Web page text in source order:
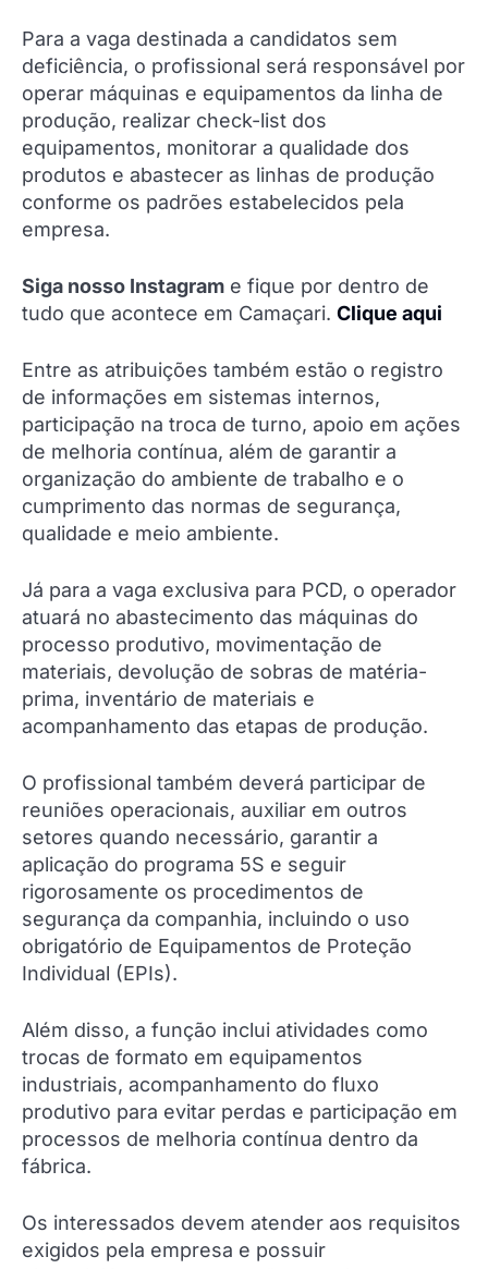
Para a vaga destinada a candidatos sem
deficiência, o profissional será responsável por
operar máquinas e equipamentos da linha de
produção, realizar check-list dos
equipamentos, monitorar a qualidade dos
produtos e abastecer as linhas de produção
conforme os padrões estabelecidos pela
empresa.
Siga nosso Instagram e fique por dentro de
tudo que acontece em Camaçari. Clique aqui
Entre as atribuições também estão o registro
de informações em sistemas internos,
participação na troca de turno, apoio em ações
de melhoria contínua, além de garantir a
organização do ambiente de trabalho e o
cumprimento das normas de segurança,
qualidade e meio ambiente.
Já para a vaga exclusiva para PCD, o operador
atuará no abastecimento das máquinas do
processo produtivo, movimentação de
materiais, devolução de sobras de matéria-
prima, inventário de materiais e
acompanhamento das etapas de produção.
O profissional também deverá participar de
reuniões operacionais, auxiliar em outros
setores quando necessário, garantir a
aplicação do programa 5S e seguir
rigorosamente os procedimentos de
segurança da companhia, incluindo o uso
obrigatório de Equipamentos de Proteção
Individual (EPIs).
Além disso, a função inclui atividades como
trocas de formato em equipamentos
industriais, acompanhamento do fluxo
produtivo para evitar perdas e participação em
processos de melhoria contínua dentro da
fábrica.
Os interessados devem atender aos requisitos
exigidos pela empresa e possuir